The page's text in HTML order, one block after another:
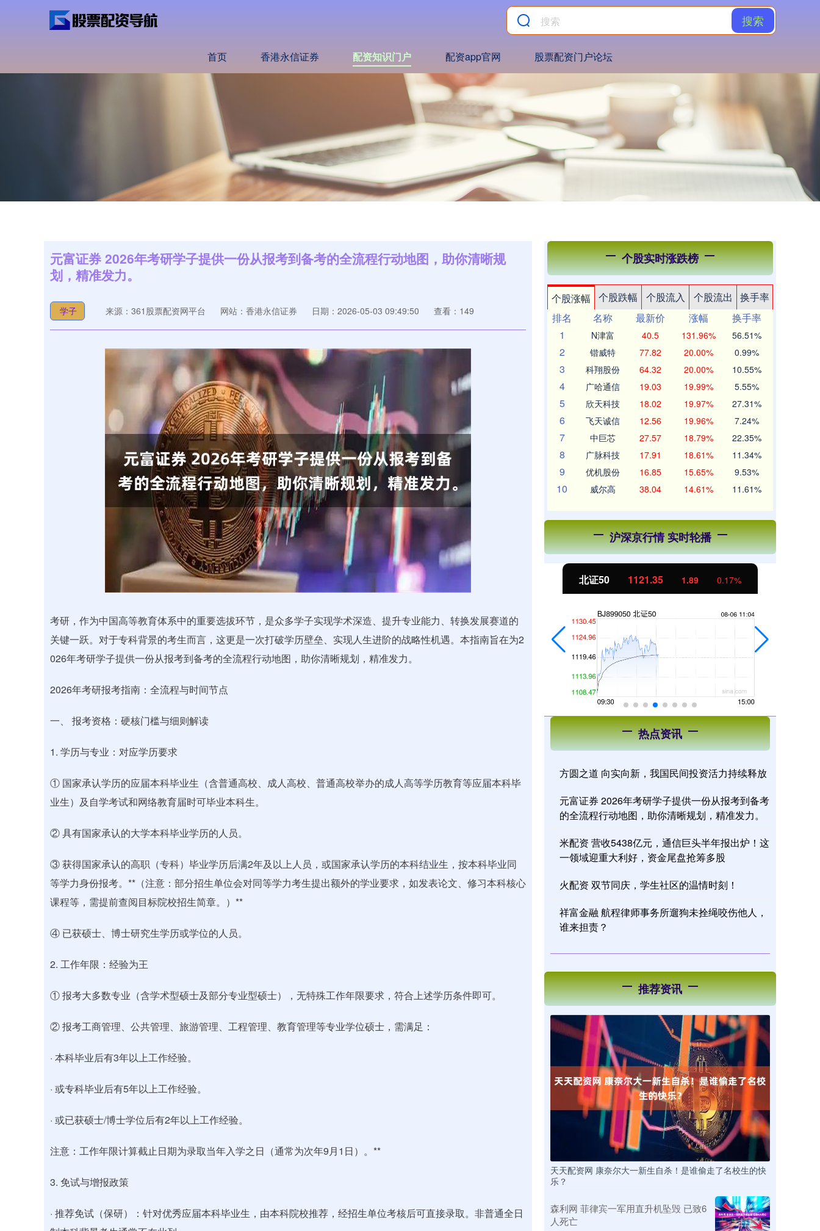
搜索
首页 香港永信证券 配资知识门户 配资app官网 股票配资门户论坛
元富证券 2026年考研学子提供一份从报考到备考的全流程行动地图，助你清晰规
划，精准发力。
学子 来源：361股票配资网平台 网站：香港永信证券 日期：2026-05-03 09:49:50 查看：149
考研，作为中国高等教育体系中的重要选拔环节，是众多学子实现学术深造、提升专业能力、转换发展赛道的
关键一跃。对于专科背景的考生而言，这更是一次打破学历壁垒、实现人生进阶的战略性机遇。本指南旨在为2
026年考研学子提供一份从报考到备考的全流程行动地图，助你清晰规划，精准发力。
2026年考研报考指南：全流程与时间节点
一、 报考资格：硬核门槛与细则解读
1. 学历与专业：对应学历要求
① 国家承认学历的应届本科毕业生（含普通高校、成人高校、普通高校举办的成人高等学历教育等应届本科毕
业生）及自学考试和网络教育届时可毕业本科生。
② 具有国家承认的大学本科毕业学历的人员。
③ 获得国家承认的高职（专科）毕业学历后满2年及以上人员，或国家承认学历的本科结业生，按本科毕业同
等学力身份报考。**（注意：部分招生单位会对同等学力考生提出额外的学业要求，如发表论文、修习本科核心
课程等，需提前查阅目标院校招生简章。）**
④ 已获硕士、博士研究生学历或学位的人员。
2. 工作年限：经验为王
① 报考大多数专业（含学术型硕士及部分专业型硕士），无特殊工作年限要求，符合上述学历条件即可。
② 报考工商管理、公共管理、旅游管理、工程管理、教育管理等专业学位硕士，需满足：
· 本科毕业后有3年以上工作经验。
· 或专科毕业后有5年以上工作经验。
· 或已获硕士/博士学位后有2年以上工作经验。
注意：工作年限计算截止日期为录取当年入学之日（通常为次年9月1日）。**
3. 免试与增报政策
· 推荐免试（保研）：针对优秀应届本科毕业生，由本科院校推荐，经招生单位考核后可直接录取。非普通全日
个股实时涨跌榜
个股涨幅 个股跌幅 个股流入 个股流出
换手率
排名
名称 最新价 涨幅
换手率
1
N津富 40.5 131.96% 56.51%
2 锴威特 77.82 20.00% 0.99%
3 科翔股份 64.32 20.00% 10.55%
4 广哈通信 19.03 19.99% 5.55%
5 欣天科技 18.02 19.97% 27.31%
6 飞天诚信 12.56 19.96% 7.24%
7 中巨芯 27.57 18.79% 22.35%
8 广脉科技 17.91 18.61% 11.34%
9 优机股份 16.85 15.65% 9.53%
10 威尔高 38.04 14.61% 11.61%
沪深京行情 实时轮播
深证成指 14178.59 34.38 0.24% 沪深300 4656.98 北证50 1121.49 2.03 0.18%
热点资讯
方圆之道 向实向新，我国民间投资活力持续释放
元富证券 2026年考研学子提供一份从报考到备考
的全流程行动地图，助你清晰规划，精准发力。
米配资 营收5438亿元，通信巨头半年报出炉！这
一领域迎重大利好，资金尾盘抢筹多股
火配资 双节同庆，学生社区的温情时刻！
祥富金融 航程律师事务所遛狗未拴绳咬伤他人，
谁来担责？
推荐资讯
天天配资网 康奈尔大一新生自杀！是谁偷走了名校生的快
乐？
森利网 菲律宾一军用直升机坠毁 已致6
人死亡